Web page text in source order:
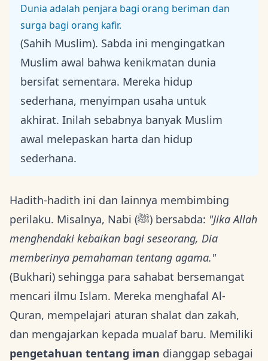
Dunia adalah penjara bagi orang beriman dan
surga bagi orang kafir.
(Sahih Muslim). Sabda ini mengingatkan
Muslim awal bahwa kenikmatan dunia
bersifat sementara. Mereka hidup
sederhana, menyimpan usaha untuk
akhirat. Inilah sebabnya banyak Muslim
awal melepaskan harta dan hidup
sederhana.
Hadith-hadith ini dan lainnya membimbing
perilaku. Misalnya, Nabi (ﷺ) bersabda: "Jika Allah
menghendaki kebaikan bagi seseorang, Dia
memberinya pemahaman tentang agama."
(Bukhari) sehingga para sahabat bersemangat
mencari ilmu Islam. Mereka menghafal Al-
Quran, mempelajari aturan shalat dan zakah,
dan mengajarkan kepada mualaf baru. Memiliki
pengetahuan tentang iman dianggap sebagai